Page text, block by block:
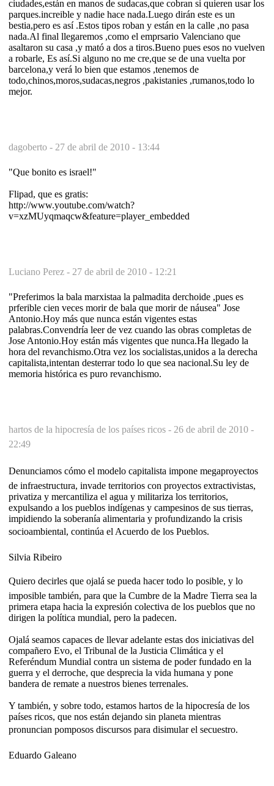
ciudades,están en manos de sudacas,que cobran si quieren usar los
parques.increible y nadie hace nada.Luego dirán este es un
bestia,pero es así .Estos tipos roban y están en la calle ,no pasa
nada.Al final llegaremos ,como el emprsario Valenciano que
asaltaron su casa ,y mató a dos a tiros.Bueno pues esos no vuelven
a robarle, Es así.Si alguno no me cre,que se de una vuelta por
barcelona,y verá lo bien que estamos ,tenemos de
todo,chinos,moros,sudacas,negros ,pakistanies ,rumanos,todo lo
mejor.
dagoberto - 27 de abril de 2010 - 13:44
"Que bonito es israel!"
Flipad, que es gratis:
http://www.youtube.com/watch?
v=xzMUyqmaqcw&feature=player_embedded
Luciano Perez - 27 de abril de 2010 - 12:21
"Preferimos la bala marxistaa la palmadita derchoide ,pues es
prferible cien veces morir de bala que morir de náusea" Jose
Antonio.Hoy más que nunca están vigentes estas
palabras.Convendría leer de vez cuando las obras completas de
Jose Antonio.Hoy están más vigentes que nunca.Ha llegado la
hora del revanchismo.Otra vez los socialistas,unidos a la derecha
capitalista,intentan desterrar todo lo que sea nacional.Su ley de
memoria histórica es puro revanchismo.
hartos de la hipocresía de los países ricos - 26 de abril de 2010 -
22:49
Denunciamos cómo el modelo capitalista impone megaproyectos
de infraestructura, invade territorios con proyectos extractivistas,
privatiza y mercantiliza el agua y militariza los territorios,
expulsando a los pueblos indígenas y campesinos de sus tierras,
impidiendo la soberanía alimentaria y profundizando la crisis
socioambiental, continúa el Acuerdo de los Pueblos.
Silvia Ribeiro
Quiero decirles que ojalá se pueda hacer todo lo posible, y lo
imposible también, para que la Cumbre de la Madre Tierra sea la
primera etapa hacia la expresión colectiva de los pueblos que no
dirigen la política mundial, pero la padecen.
Ojalá seamos capaces de llevar adelante estas dos iniciativas del
compañero Evo, el Tribunal de la Justicia Climática y el
Referéndum Mundial contra un sistema de poder fundado en la
guerra y el derroche, que desprecia la vida humana y pone
bandera de remate a nuestros bienes terrenales.
Y también, y sobre todo, estamos hartos de la hipocresía de los
países ricos, que nos están dejando sin planeta mientras
pronuncian pomposos discursos para disimular el secuestro.
Eduardo Galeano